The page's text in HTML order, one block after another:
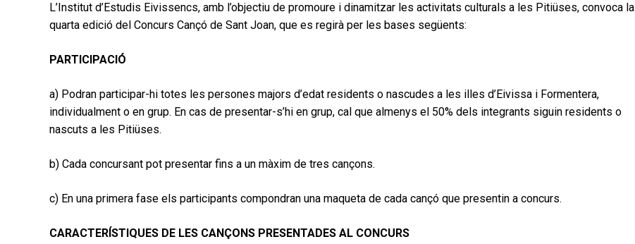
L’Institut d’Estudis Eivissencs, amb l’objectiu de promoure i dinamitzar les activitats culturals a les Pitiüses, convoca la
quarta edició del Concurs Cançó de Sant Joan, que es regirà per les bases següents:
PARTICIPACIÓ
a) Podran participar-hi totes les persones majors d’edat residents o nascudes a les illes d’Eivissa i Formentera,
individualment o en grup. En cas de presentar-s’hi en grup, cal que almenys el 50% dels integrants siguin residents o
nascuts a les Pitiüses.
b) Cada concursant pot presentar fins a un màxim de tres cançons.
c) En una primera fase els participants compondran una maqueta de cada cançó que presentin a concurs.
CARACTERÍSTIQUES DE LES CANÇONS PRESENTADES AL CONCURS